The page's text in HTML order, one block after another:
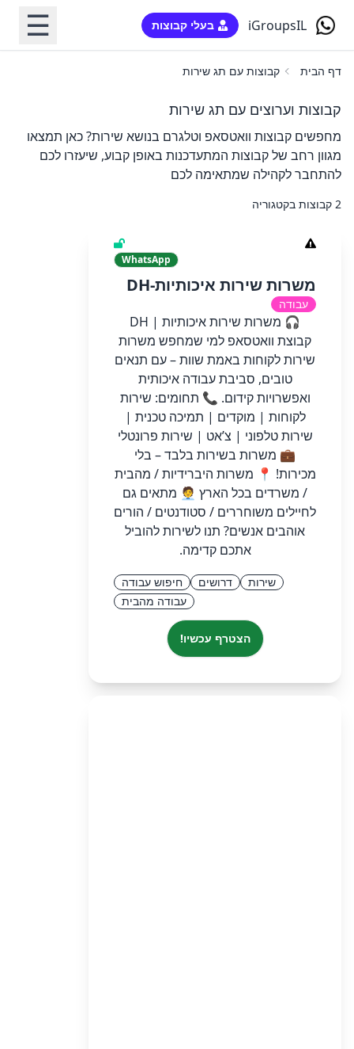
iGroupsIL בעלי קבוצות ☰
דף הבית קבוצות עם תג שירות
קבוצות וערוצים עם תג שירות
מחפשים קבוצות וואטסאפ וטלגרם בנושא שירות? כאן תמצאו
מגוון רחב של קבוצות המתעדכנות באופן קבוע, שיעזרו לכם
להתחבר לקהילה שמתאימה לכם
2 קבוצות בקטגוריה
WhatsApp
משרות שירות איכותיות-DH
עבודה
🎧 משרות שירות איכותיות | DH
קבוצת וואטסאפ למי שמחפש משרות
שירות לקוחות באמת שוות – עם תנאים
טובים, סביבת עבודה איכותית
ואפשרויות קידום. 📞 תחומים: שירות
לקוחות | מוקדים | תמיכה טכנית |
שירות טלפוני | צ’אט | שירות פרונטלי
💼 משרות בשירות בלבד – בלי
מכירות! 📍 משרות היברידיות / מהבית
/ משרדים בכל הארץ 🧑‍💼 מתאים גם
לחיילים משוחררים / סטודנטים / הורים
אוהבים אנשים? תנו לשירות להוביל
אתכם קדימה.
שירות דרושים
חיפוש עבודה
עבודה מהבית
הצטרף עכשיו!